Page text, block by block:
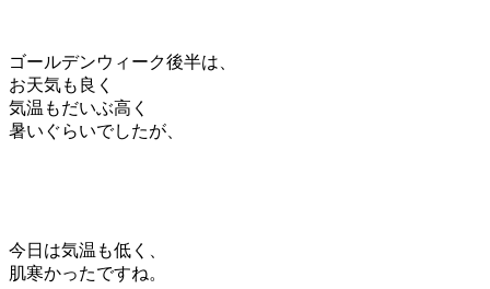
ゴールデンウィーク後半は、
お天気も良く
気温もだいぶ高く
暑いぐらいでしたが、
今日は気温も低く、
肌寒かったですね。